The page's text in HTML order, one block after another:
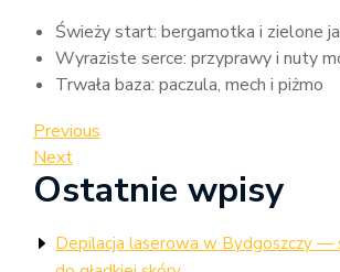
Świeży start: bergamotka i zielone
Wyraziste serce: przyprawy i nuty
Trwała baza: paczula, mech i piżmo
Nawigacja
wpisu
Previous
Post
Previous
Next
Post
Next
Ostatnie wpisy
Depilacja laserowa w Bydgoszczy —